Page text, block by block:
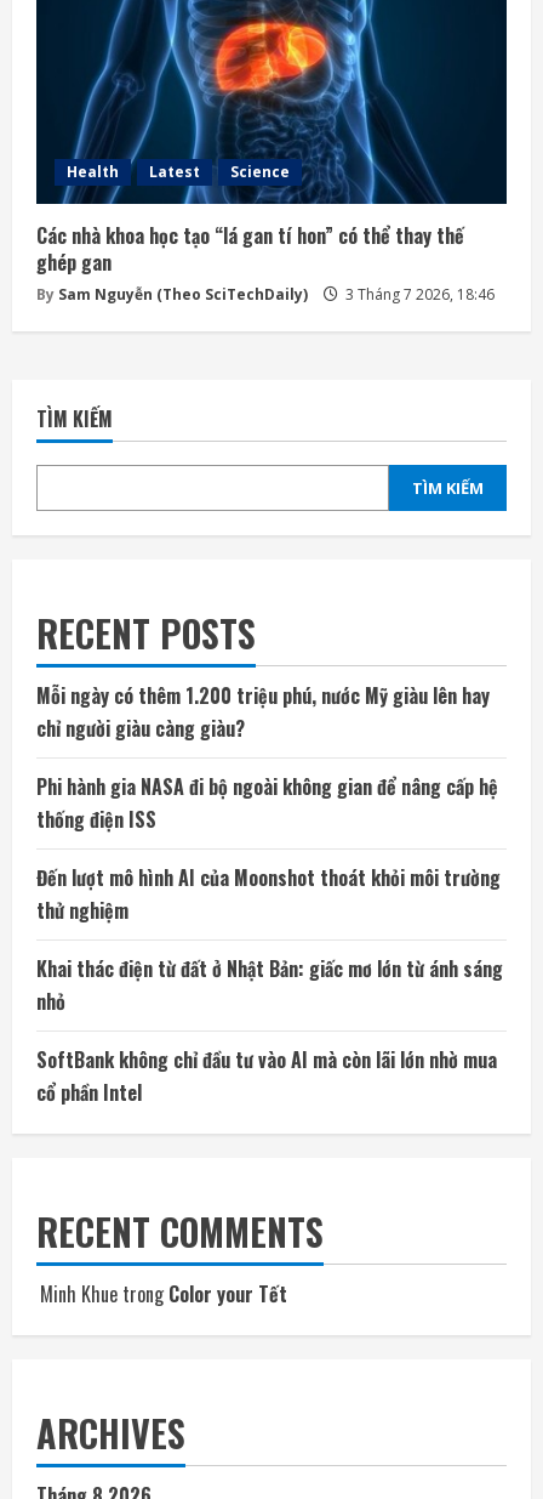
Health Latest Science
Các nhà khoa học tạo “lá gan tí hon” có thể thay thế
ghép gan
By Sam Nguyễn (Theo SciTechDaily) 3 Tháng 7 2026, 18:46
TÌM KIẾM
TÌM KIẾM
RECENT POSTS
Mỗi ngày có thêm 1.200 triệu phú, nước Mỹ giàu lên hay
chỉ người giàu càng giàu?
Phi hành gia NASA đi bộ ngoài không gian để nâng cấp hệ
thống điện ISS
Đến lượt mô hình AI của Moonshot thoát khỏi môi trường
thử nghiệm
Khai thác điện từ đất ở Nhật Bản: giấc mơ lớn từ ánh sáng
nhỏ
SoftBank không chỉ đầu tư vào AI mà còn lãi lớn nhờ mua
cổ phần Intel
RECENT COMMENTS
Minh Khue trongColor your Tết
ARCHIVES